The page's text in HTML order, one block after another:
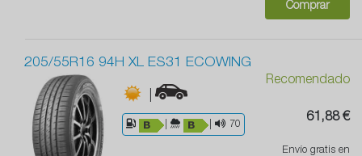
Comprar
205/55R16 94H XL ES31 ECOWING
|
70
Recomendado
61,88 €
Envío gratis en